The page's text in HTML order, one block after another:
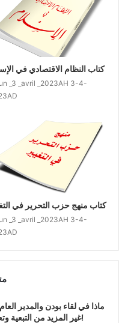
كتاب النظام الاقتصادي في
_3 _avril _2023AH 3-4-
كتاب منهج حزب التحرير في
_3 _avril _2023AH 3-4-
ماذا في لقاء بودن والمدير
غير المزيد من التبعية وتعميق للأزمة!